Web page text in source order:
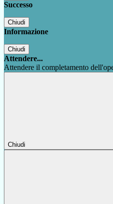
Successo
Chiudi
Informazione
Chiudi
Attendere...
Attendere il completamento
Chiudi